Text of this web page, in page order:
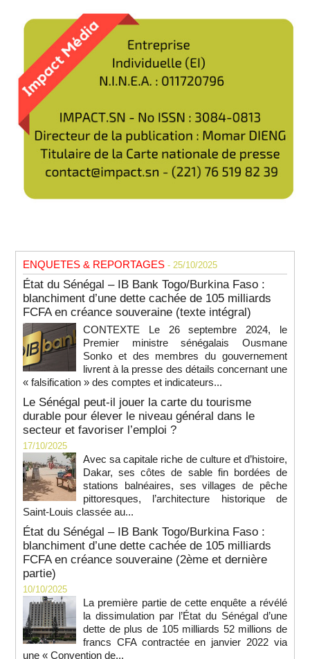
ENQUETES & REPORTAGES - 25/10/2025
État du Sénégal – IB Bank Togo/Burkina Faso :
blanchiment d’une dette cachée de 105 milliards
FCFA en créance souveraine (texte intégral)
CONTEXTE Le 26 septembre 2024, le
Premier ministre sénégalais Ousmane
Sonko et des membres du gouvernement
livrent à la presse des détails concernant une
« falsification » des comptes et indicateurs...
Le Sénégal peut-il jouer la carte du tourisme
durable pour élever le niveau général dans le
secteur et favoriser l’emploi ?
17/10/2025
Avec sa capitale riche de culture et d’histoire,
Dakar, ses côtes de sable fin bordées de
stations balnéaires, ses villages de pêche
pittoresques, l’architecture historique de
Saint-Louis classée au...
État du Sénégal – IB Bank Togo/Burkina Faso :
blanchiment d’une dette cachée de 105 milliards
FCFA en créance souveraine (2ème et dernière
partie)
10/10/2025
La première partie de cette enquête a révélé
la dissimulation par l’État du Sénégal d’une
dette de plus de 105 milliards 52 millions de
francs CFA contractée en janvier 2022 via
une « Convention de...